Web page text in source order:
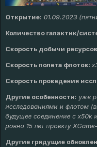
Открытие: 01.09.2023
Количество галактик/
Скорость добычи
Скорость полета флотов:
Скорость проведения
Другие особенности: уже
исследованиями и флотом
будущее соединение с х50k
ровно 15 лет проекту
Другие грядущие